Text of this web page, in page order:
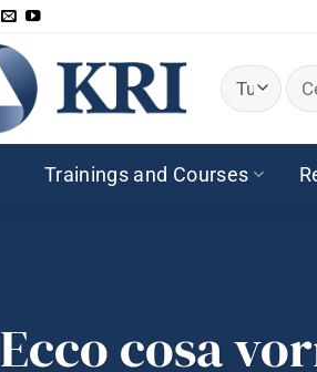
Trainings and Courses
Ecco cosa